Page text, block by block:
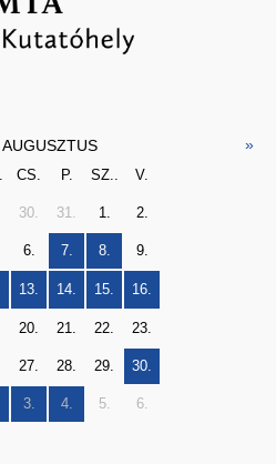
»
CS. P. SZ.. V.
30. 31. 1. 2.
6. 7. 8. 9.
13. 14. 15. 16.
20. 21. 22. 23.
27. 28. 29. 30.
3. 4. 5. 6.